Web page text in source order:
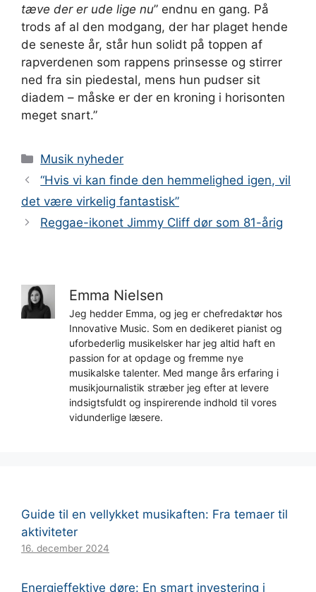
tæve der er ude lige nu” endnu en gang. På
trods af al den modgang, der har plaget hende
de seneste år, står hun solidt på toppen af ​​
rapverdenen som rappens prinsesse og stirrer
ned fra sin piedestal, mens hun pudser sit
diadem – måske er der en kroning i horisonten
meget snart.”
Kategorier
Musik nyheder
“Hvis vi kan finde den hemmelighed igen, vil
det være virkelig fantastisk”
Reggae-ikonet Jimmy Cliff dør som 81-årig
Emma Nielsen
Jeg hedder Emma, og jeg er chefredaktør hos
Innovative Music. Som en dedikeret pianist og
uforbederlig musikelsker har jeg altid haft en
passion for at opdage og fremme nye
musikalske talenter. Med mange års erfaring i
musikjournalistik stræber jeg efter at levere
indsigtsfuldt og inspirerende indhold til vores
vidunderlige læsere.
Guide til en vellykket musikaften: Fra temaer til
aktiviteter
16. december 2024
Energieffektive døre: En smart investering i